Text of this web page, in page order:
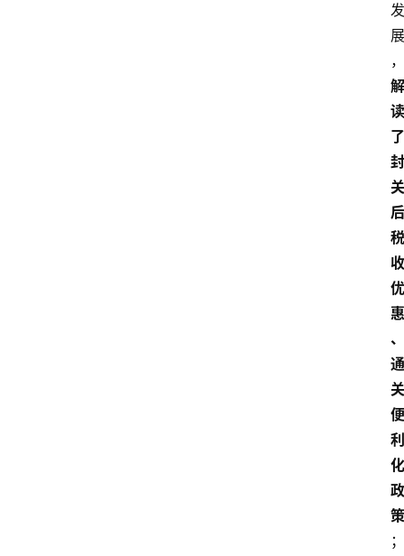
发
展
，
解
读
了
封
关
后
税
收
优
惠
、
通
关
便
利
化
政
策
；